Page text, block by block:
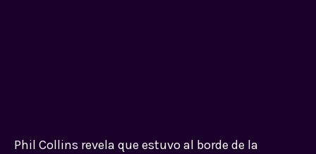
Phil Collins revela que estuvo al borde de la